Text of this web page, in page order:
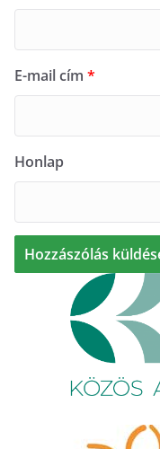
E-mail cím *
Honlap